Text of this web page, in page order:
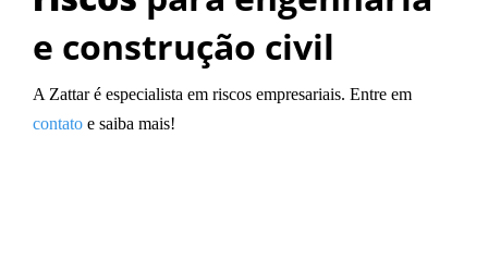
e construção civil
A Zattar é especialista em riscos empresariais. Entre em
contato e saiba mais!